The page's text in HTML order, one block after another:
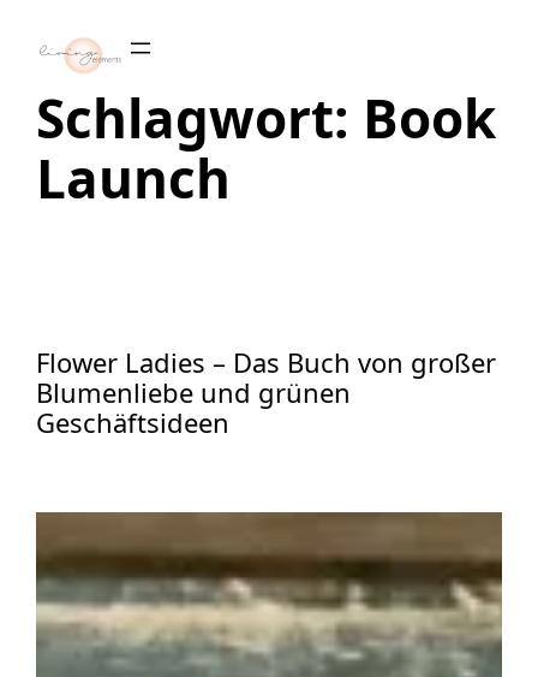
Inhalt
springen
Schlagwort: Book
Launch
Flower Ladies – Das Buch von großer
Blumenliebe und grünen
Geschäftsideen